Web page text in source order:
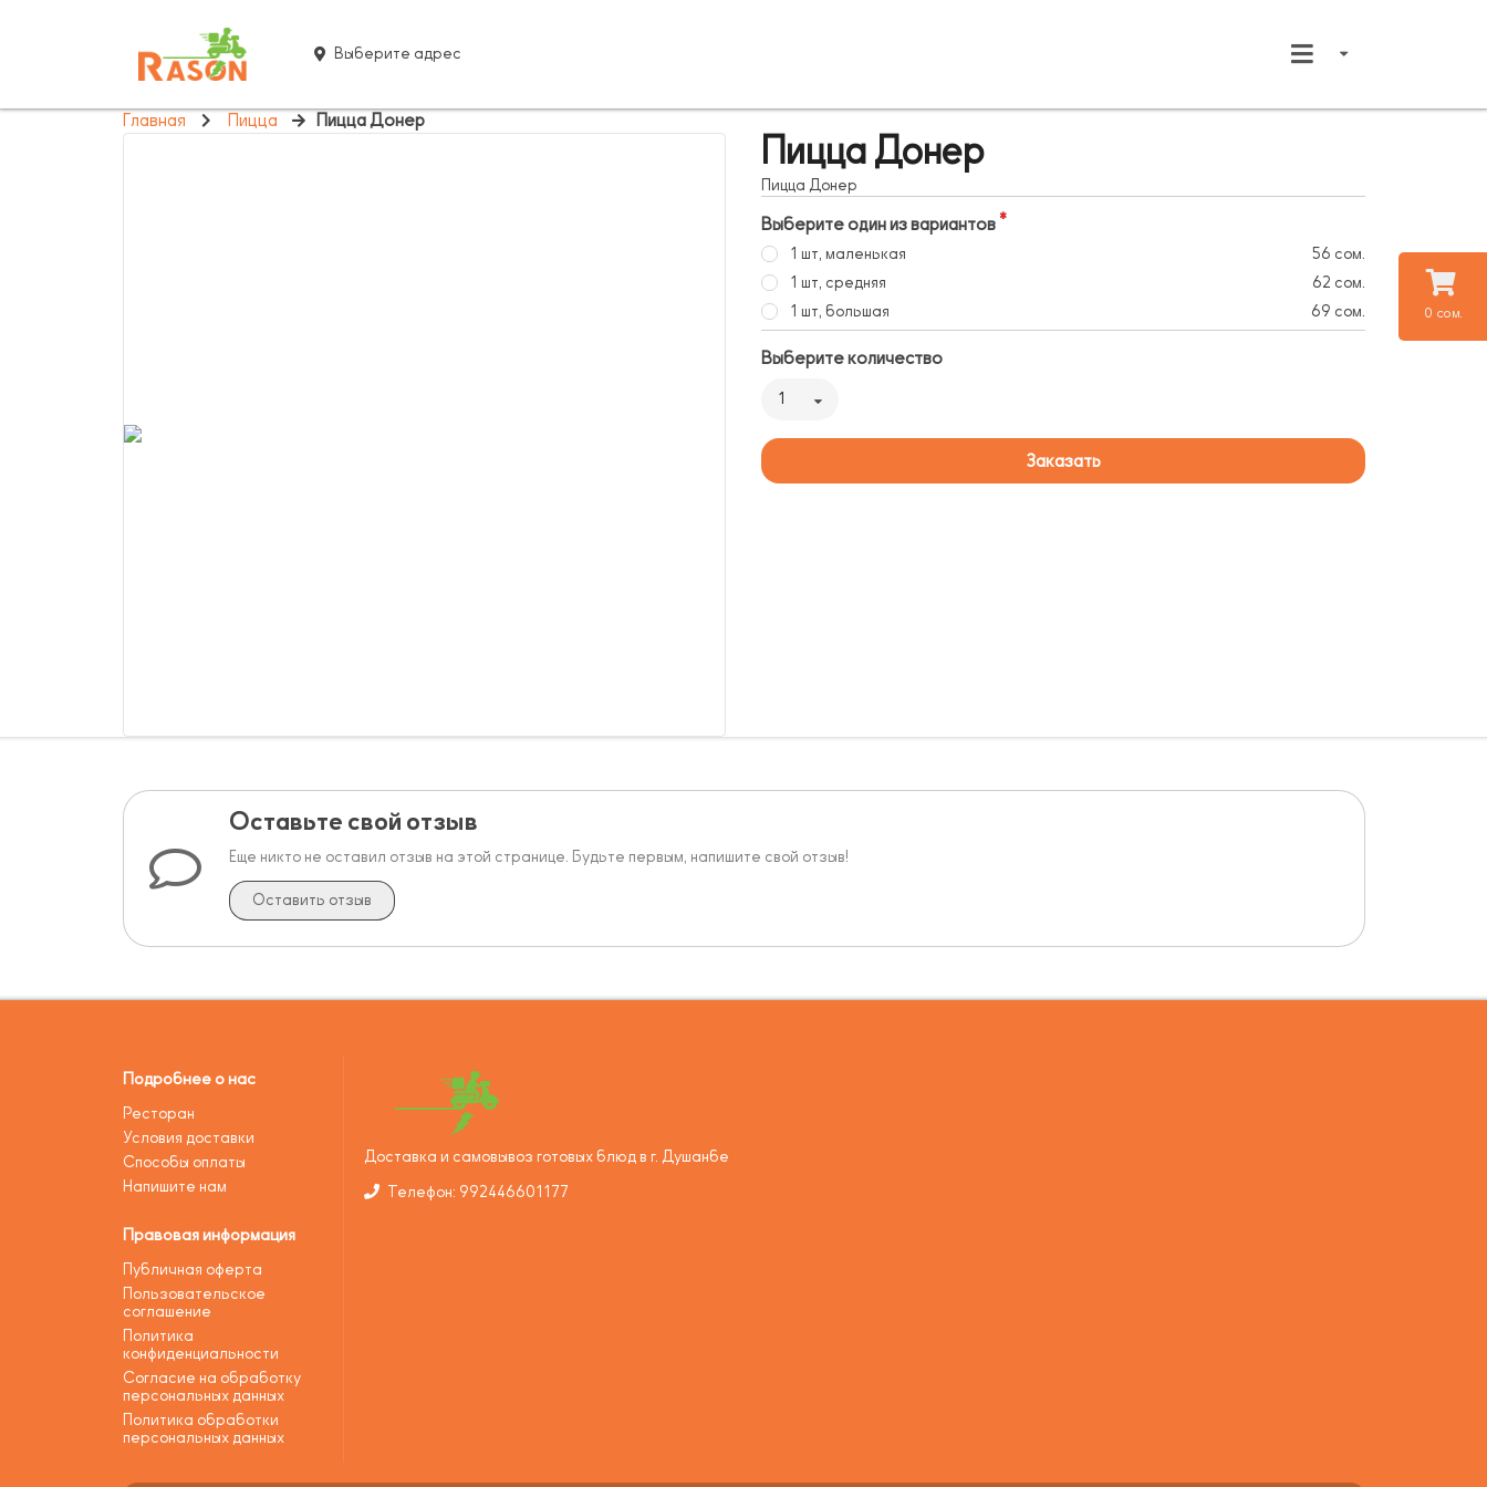
0 сом.
Выберите адрес
Главная Пицца Пицца Донер
Пицца Донер
Пицца Донер
Выберите один из вариантов
1 шт, маленькая
56 сом.
1 шт, средняя
62 сом.
1 шт, большая
69 сом.
Выберите количество
1
Заказать
Оставьте свой отзыв
Еще никто не оставил отзыв на этой странице. Будьте первым, напишите свой отзыв!
Оставить отзыв
Подробнее о нас
Ресторан
Условия доставки
Способы оплаты
Напишите нам
Правовая информация
Публичная оферта
Пользовательское
соглашение
Политика
конфиденциальности
Согласие на обработку
персональных данных
Политика обработки
персональных данных
Доставка и самовывоз готовых блюд в г. Душанбе
Телефон: 992446601177